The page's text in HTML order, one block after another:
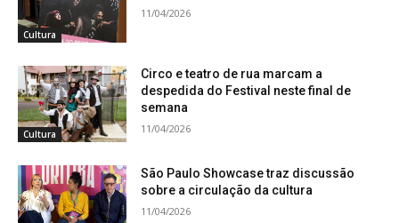
Cultura
11/04/2026
Cultura
Circo e teatro de rua marcam a
despedida do Festival neste final de
semana
11/04/2026
São Paulo Showcase traz discussão
sobre a circulação da cultura
11/04/2026